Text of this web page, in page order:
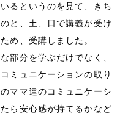
るというのを見て、きち
と、土、日で講義が受け
め、受講しました。
部分を学ぶだけでなく、
ミュニケーションの取り
ママ達のコミュニケーシ
ら安心感が持てるかなど